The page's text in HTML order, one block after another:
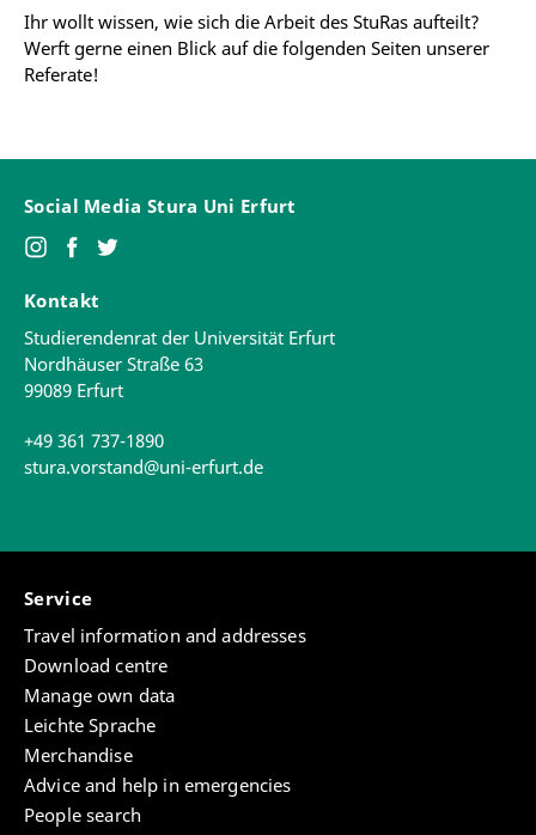
Ihr wollt wissen, wie sich die Arbeit des StuRas aufteilt?
Werft gerne einen Blick auf die folgenden Seiten unserer
Referate!
Social Media Stura Uni Erfurt
Kontakt
Studierendenrat der Universität Erfurt
Nordhäuser Straße 63
99089 Erfurt
+49 361 737-1890
stura.vorstand@uni-erfurt.de
Service
Travel information and addresses
Download centre
Manage own data
Leichte Sprache
Merchandise
Advice and help in emergencies
People search